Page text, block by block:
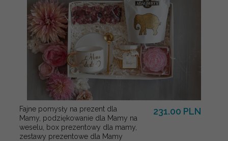
Fajne pomysły na prezent dla
Mamy, podziękowanie dla Mamy na
weselu, box prezentowy dla mamy,
zestawy prezentowe dla Mamy
231.00 PLN